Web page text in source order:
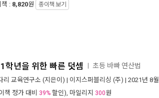
책 : 8,820원 종이책 보기
학년을 위한 빠른 덧셈 초등 바빠 연산법
리 교육연구소 (지은이) | 이지스퍼블리싱 (주) | 2021년 8월
책 정가 대비 39% 할인), 마일리지 300원